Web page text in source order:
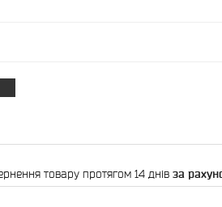
товару протягом 14 днів за